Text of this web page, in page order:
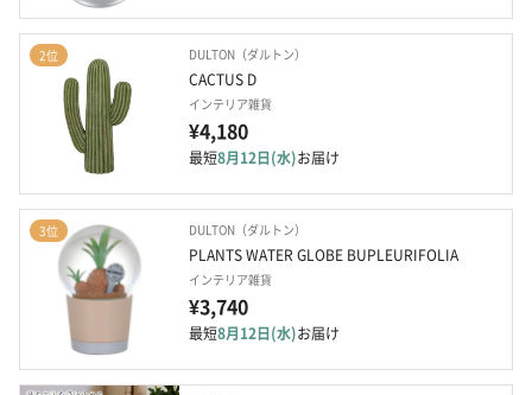
2位 DULTON（ダルトン）
CACTUS D
インテリア雑貨
¥4,180
最短8月12日(水)お届け
3位 DULTON（ダルトン）
PLANTS WATER GLOBE BUPLEURIFOLIA
インテリア雑貨
¥3,740
最短8月12日(水)お届け